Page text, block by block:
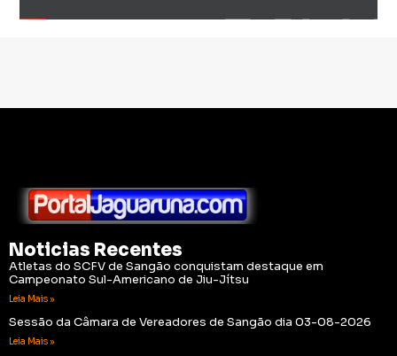
Noticias Recentes
Atletas do SCFV de Sangão conquistam destaque em
Campeonato Sul-Americano de Jiu-Jítsu
Leia Mais »
Sessão da Câmara de Vereadores de Sangão dia 03-08-2026
Leia Mais »